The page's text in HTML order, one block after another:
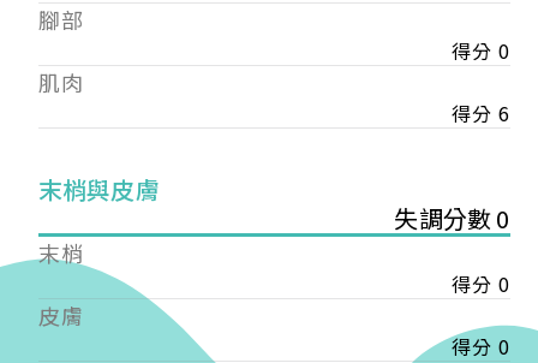
腳部
得分 0
肌肉
得分 6
末梢與皮膚
失調分數 0
末梢
得分 0
皮膚
得分 0
——
【會費】
個人會員:
入會費新臺幣1200元，於會員入會時繳納；常年會
入會費新臺幣3000元，於會員入會時繳納；常年會
戶名: 社團法人台灣自律神經健康培訓暨發展協會
帳號: 003-03-501566-2
銀行: (013) 國泰世華 南京東路分行